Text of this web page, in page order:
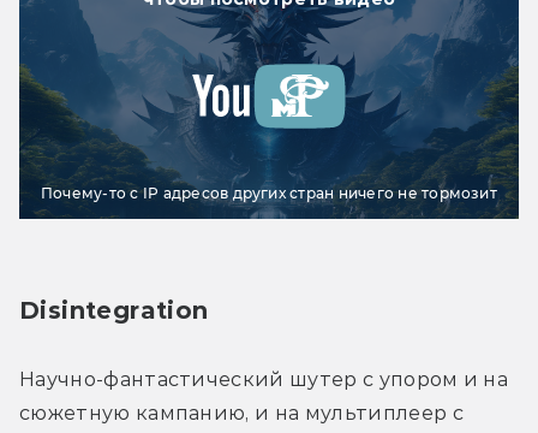
Почему-то с IP адресов других стран ничего не тормозит
Disintegration
Научно-фантастический шутер с упором и на
сюжетную кампанию, и на мультиплеер с